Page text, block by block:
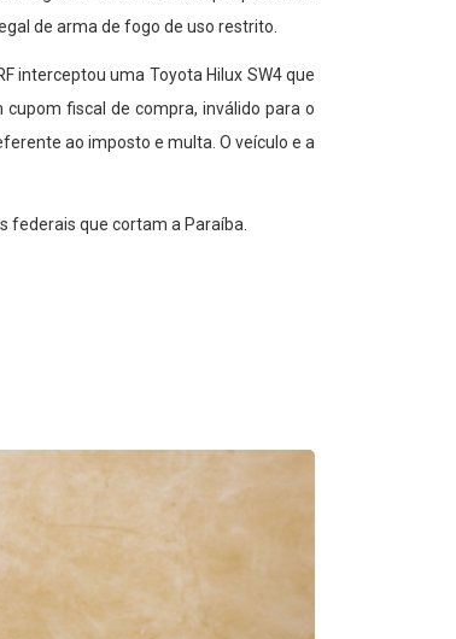
de arma de fogo de uso restrito.
interceptou uma Toyota Hilux SW4 que
fiscal de compra, inválido para o
ao imposto e multa. O veículo e a
federais que cortam a Paraíba.